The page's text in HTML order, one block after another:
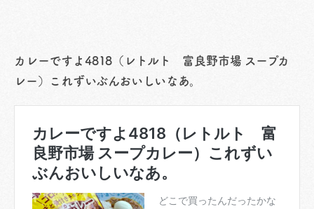
カレーですよ4818（レトルト 富良野市場 スープカ
レー）これずいぶんおいしいなあ。